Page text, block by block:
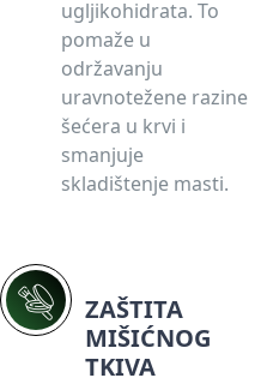
ugljikohidrata. To
pomaže u
održavanju
uravnotežene razine
šećera u krvi i
smanjuje
skladištenje masti.
ZAŠTITA
MIŠIĆNOG
TKIVA